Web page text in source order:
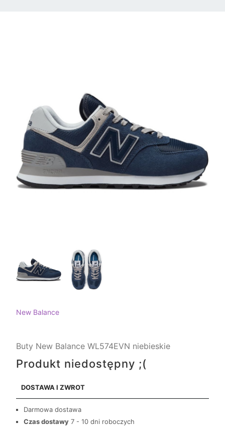
New Balance
Buty New Balance WL574EVN niebieskie
Produkt niedostępny ;(
DOSTAWA I ZWROT
Darmowa dostawa
Czas dostawy 7 - 10 dni roboczych